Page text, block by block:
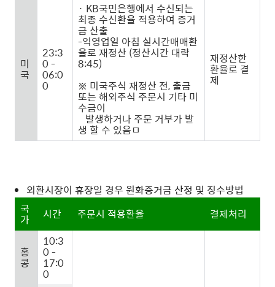
미
국
23:3
0 -
06:0
0
· KB국민은행에서 수신되는
최종 수신환율 적용하여 증거
금 산출
-익영업일 아침 실시간매매환
율로 재정산 (정산시간 대략
8:45)
※ 미국주식 재정산 전, 출금
또는 해외주식 주문시 기타 미
수금이
발생하거나 주문 거부가 발
생 할 수 있음ㅁ
재정산한
환율로 결
제
외환시장이 휴장일 경우 원화증거금 산정 및 징수방법
국
가 시간 주문시 적용환율 결제처리
홍
콩
10:3
0 -
17:0
0